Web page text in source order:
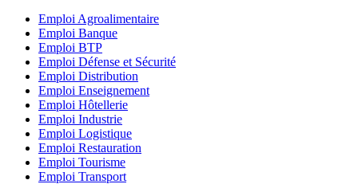
Emploi Agroalimentaire
Emploi Banque
Emploi BTP
Emploi Défense et Sécurité
Emploi Distribution
Emploi Enseignement
Emploi Hôtellerie
Emploi Industrie
Emploi Logistique
Emploi Restauration
Emploi Tourisme
Emploi Transport